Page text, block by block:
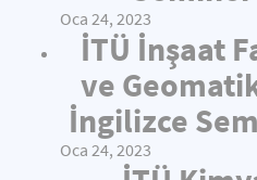
Oca 24, 2023
İTÜ İnşaat
ve
İngilizce
Oca 24, 2023